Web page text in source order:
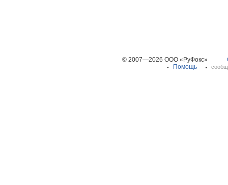
© 2007—2026 ООО «РуФокс»
Помощь